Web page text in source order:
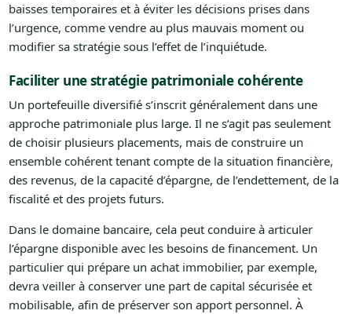
baisses temporaires et à éviter les décisions prises dans
l’urgence, comme vendre au plus mauvais moment ou
modifier sa stratégie sous l’effet de l’inquiétude.
Faciliter une stratégie patrimoniale cohérente
Un portefeuille diversifié s’inscrit généralement dans une
approche patrimoniale plus large. Il ne s’agit pas seulement
de choisir plusieurs placements, mais de construire un
ensemble cohérent tenant compte de la situation financière,
des revenus, de la capacité d’épargne, de l’endettement, de la
fiscalité et des projets futurs.
Dans le domaine bancaire, cela peut conduire à articuler
l’épargne disponible avec les besoins de financement. Un
particulier qui prépare un achat immobilier, par exemple,
devra veiller à conserver une part de capital sécurisée et
mobilisable, afin de préserver son apport personnel. À